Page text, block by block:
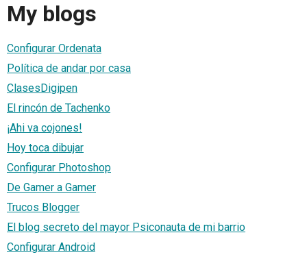
My blogs
Configurar Ordenata
Política de andar por casa
ClasesDigipen
El rincón de Tachenko
¡Ahi va cojones!
Hoy toca dibujar
Configurar Photoshop
De Gamer a Gamer
Trucos Blogger
El blog secreto del mayor Psiconauta de mi barrio
Configurar Android